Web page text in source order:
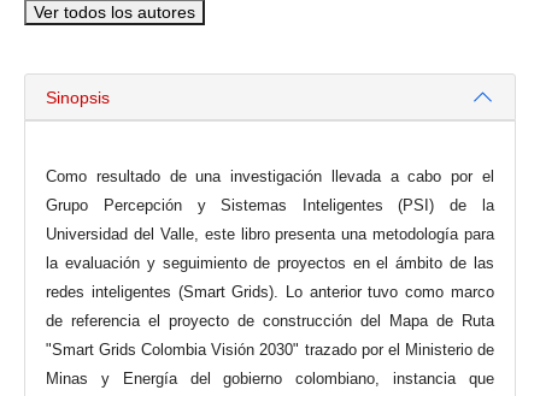
Ver todos los autores
Sinopsis
Como resultado de una investigación llevada a cabo por el
Grupo Percepción y Sistemas Inteligentes (PSI) de la
Universidad del Valle, este libro presenta una metodología para
la evaluación y seguimiento de proyectos en el ámbito de las
redes inteligentes (Smart Grids). Lo anterior tuvo como marco
de referencia el proyecto de construcción del Mapa de Ruta
"Smart Grids Colombia Visión 2030" trazado por el Ministerio de
Minas y Energía del gobierno colombiano, instancia que